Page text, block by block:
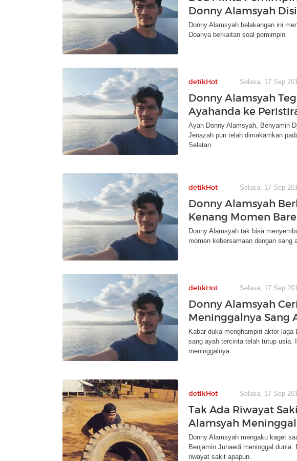
Donny Alamsyah
Donny Alamsyah belakangan ini
Doanya berkaitan soal pemimpin.
detikHot Selasa, 17 Sep
Donny Alamsyah
Ayahanda ke
Ayah Donny Alamsyah, Benyamin
Jenazah pun telah dimakamkan
Selatan.
detikHot Selasa, 17 Sep
Donny Alamsyah
Kenang Momen
Donny Alamsyah tak bisa
momen kebersamaan dengan sang
detikHot Selasa, 17 Sep
Donny Alamsyah
Meninggalnya Sang
Kabar duka menghampiri aktor
sang ayah tercinta telah tutup usia.
meninggalnya.
detikHot Selasa, 17 Sep
Tak Ada Riwayat
Alamsyah
Donny Alamsyah mengaku kaget
Benjamin Junaedi meninggal
riwayat sakit apapun.